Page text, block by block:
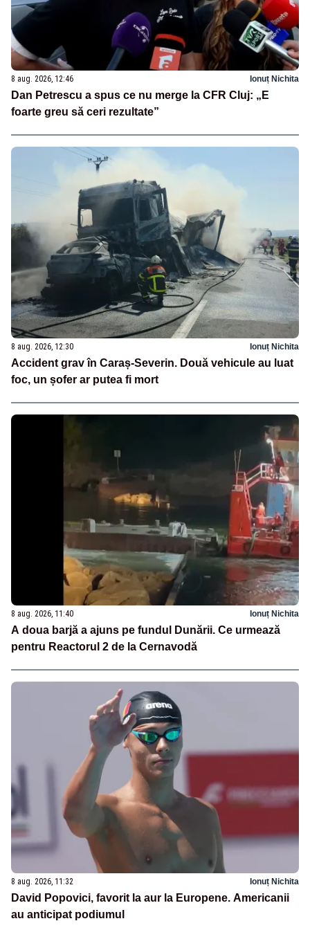
8 aug. 2026, 12:46 Ionuț Nichita
Dan Petrescu a spus ce nu merge la CFR Cluj: „E
foarte greu să ceri rezultate”
8 aug. 2026, 12:30 Ionuț Nichita
Accident grav în Caraș-Severin. Două vehicule au luat
foc, un șofer ar putea fi mort
8 aug. 2026, 11:40 Ionuț Nichita
A doua barjă a ajuns pe fundul Dunării. Ce urmează
pentru Reactorul 2 de la Cernavodă
8 aug. 2026, 11:32 Ionuț Nichita
David Popovici, favorit la aur la Europene. Americanii
au anticipat podiumul